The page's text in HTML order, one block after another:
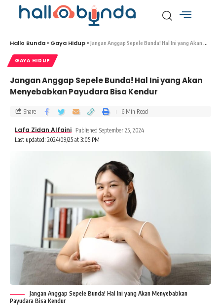
Hallo Bunda > Gaya Hidup >Jangan Anggap Sepele Bunda! Hal Ini yang Akan Menyebabkan Payudara Bisa Kendur
GAYA HIDUP
Jangan Anggap Sepele Bunda! Hal Ini yang Akan
Menyebabkan Payudara Bisa Kendur
Last updated: 2024/09/25 at 3:05 PM
Lafa Zidan Alfaini Published September 25, 2024
Share 6 Min Read
Jangan Anggap Sepele Bunda! Hal Ini yang Akan Menyebabkan
Payudara Bisa Kendur